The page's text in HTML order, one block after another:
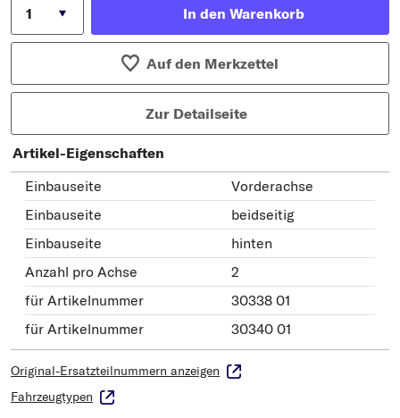
In den Warenkorb
Auf den Merkzettel
Zur Detailseite
Artikel-Eigenschaften
Einbauseite
Vorderachse
Einbauseite
beidseitig
Einbauseite
hinten
Anzahl pro Achse
2
für Artikelnummer
30338 01
für Artikelnummer
30340 01
Original-Ersatzteilnummern anzeigen
Fahrzeugtypen